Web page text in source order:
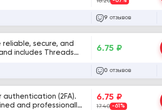
9 отзывов
secure, and
includes Threads
6.75 ₽
0 отзывов
(2FA).
and professionally
6.75 ₽
17.40 -61%